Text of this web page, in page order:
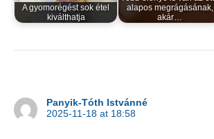
A gyomorégést sok étel
kiválthatja
alapos megrágásának,
akár…
Panyik-Tóth Istvánné
2025-11-18 at 18:58